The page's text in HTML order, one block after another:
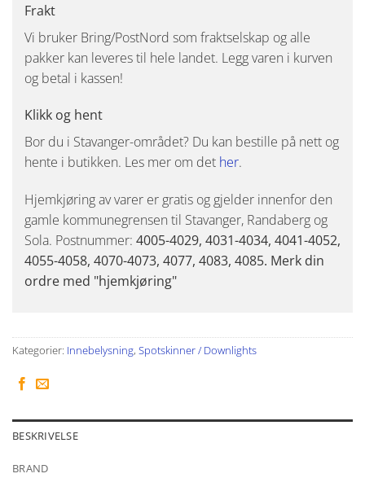
Frakt
Vi bruker Bring/PostNord som fraktselskap og alle
pakker kan leveres til hele landet. Legg varen i kurven
og betal i kassen!
Klikk og hent
Bor du i Stavanger-området? Du kan bestille på nett og
hente i butikken. Les mer om det her.
Hjemkjøring av varer er gratis og gjelder innenfor den
gamle kommunegrensen til Stavanger, Randaberg og
Sola. Postnummer: 4005-4029, 4031-4034, 4041-4052,
4055-4058, 4070-4073, 4077, 4083, 4085. Merk din
ordre med "hjemkjøring"
Kategorier: Innebelysning, Spotskinner / Downlights
BESKRIVELSE
BRAND